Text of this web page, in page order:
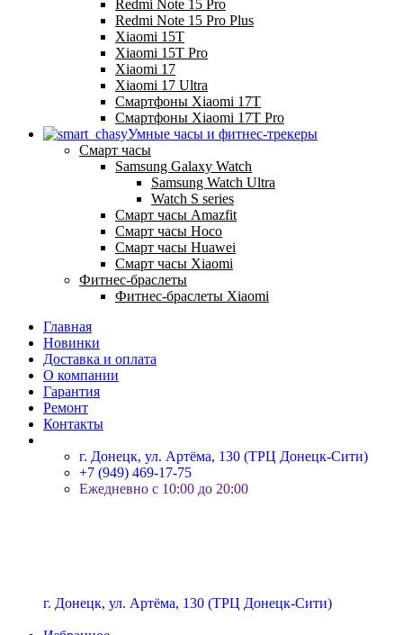
Redmi Note 15 Pro
Redmi Note 15 Pro Plus
Xiaomi 15T
Xiaomi 15T Pro
Xiaomi 17
Xiaomi 17 Ultra
Смартфоны Xiaomi 17Т
Смартфоны Xiaomi 17Т Pro
Умные часы и фитнес-трекеры
Смарт часы
Samsung Galaxy Watch
Samsung Watch Ultra
Watch S series
Смарт часы Amazfit
Смарт часы Hoco
Смарт часы Huawei
Смарт часы Xiaomi
Фитнес-браслеты
Фитнес-браслеты Xiaomi
Главная
Новинки
Доставка и оплата
О компании
Гарантия
Ремонт
Контакты
г. Донецк, ул. Артёма, 130 (ТРЦ Донецк-Сити)
+7 (949) 469-17-75
Ежедневно с 10:00 до 20:00
г. Донецк, ул. Артёма, 130 (ТРЦ Донецк-Сити)